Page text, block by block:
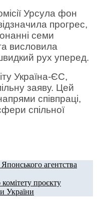
Урсула фон
прогрес,
семи
висловила
рух уперед.
Україна-ЄС,
заяву. Цей
співпраці,
спільної
агентства
комітету проєкту
України